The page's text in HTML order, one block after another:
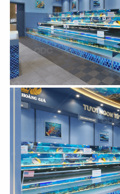
43
THE COFFEE HOUSE
CN Vạn Hạnh Mall
45
THE COFFEE HOUSE
CN Nguyễn Tri Phương